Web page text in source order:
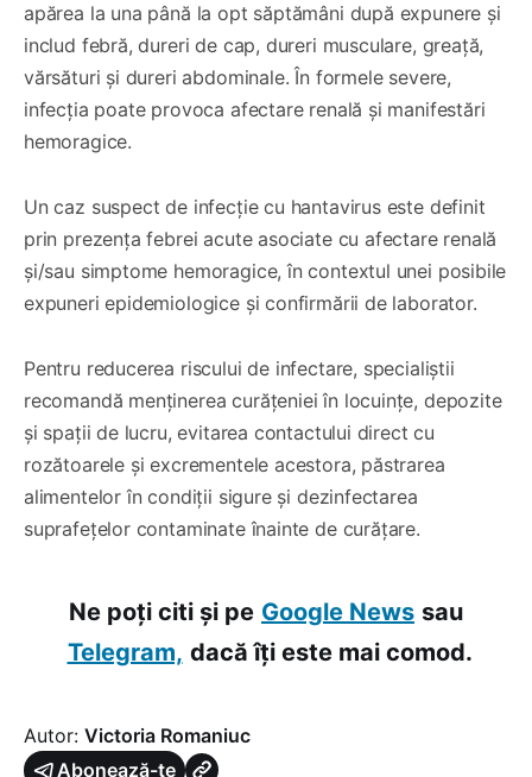
apărea la una până la opt săptămâni după expunere și
includ febră, dureri de cap, dureri musculare, greață,
vărsături și dureri abdominale. În formele severe,
infecția poate provoca afectare renală și manifestări
hemoragice.
Un caz suspect de infecție cu hantavirus este definit
prin prezența febrei acute asociate cu afectare renală
și/sau simptome hemoragice, în contextul unei posibile
expuneri epidemiologice și confirmării de laborator.
Pentru reducerea riscului de infectare, specialiștii
recomandă menținerea curățeniei în locuințe, depozite
și spații de lucru, evitarea contactului direct cu
rozătoarele și excrementele acestora, păstrarea
alimentelor în condiții sigure și dezinfectarea
suprafețelor contaminate înainte de curățare.
Ne poți citi și pe Google News sau
Telegram, dacă îți este mai comod.
Autor: Victoria Romaniuc
Abonează-te